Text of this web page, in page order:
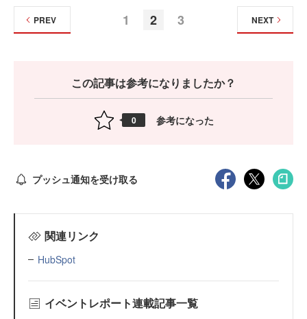
1 2 3
PREV NEXT
この記事は参考になりましたか？
0 参考になった
プッシュ通知を受け取る
関連リンク
HubSpot
イベントレポート連載記事一覧